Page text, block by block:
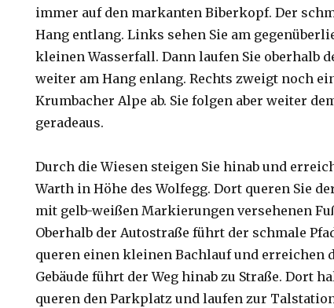
immer auf den markanten Biberkopf. Der
Hang entlang. Links sehen Sie am
kleinen Wasserfall. Dann laufen Sie oberhalb
weiter am Hang enlang. Rechts zweigt noch
Krumbacher Alpe ab. Sie folgen aber weiter
geradeaus.
Durch die Wiesen steigen Sie hinab und
Warth in Höhe des Wolfegg. Dort queren Sie
mit gelb-weißen Markierungen versehenen
Oberhalb der Autostraße führt der schmale
queren einen kleinen Bachlauf und erreichen
Gebäude führt der Weg hinab zu Straße. Dort
queren den Parkplatz und laufen zur